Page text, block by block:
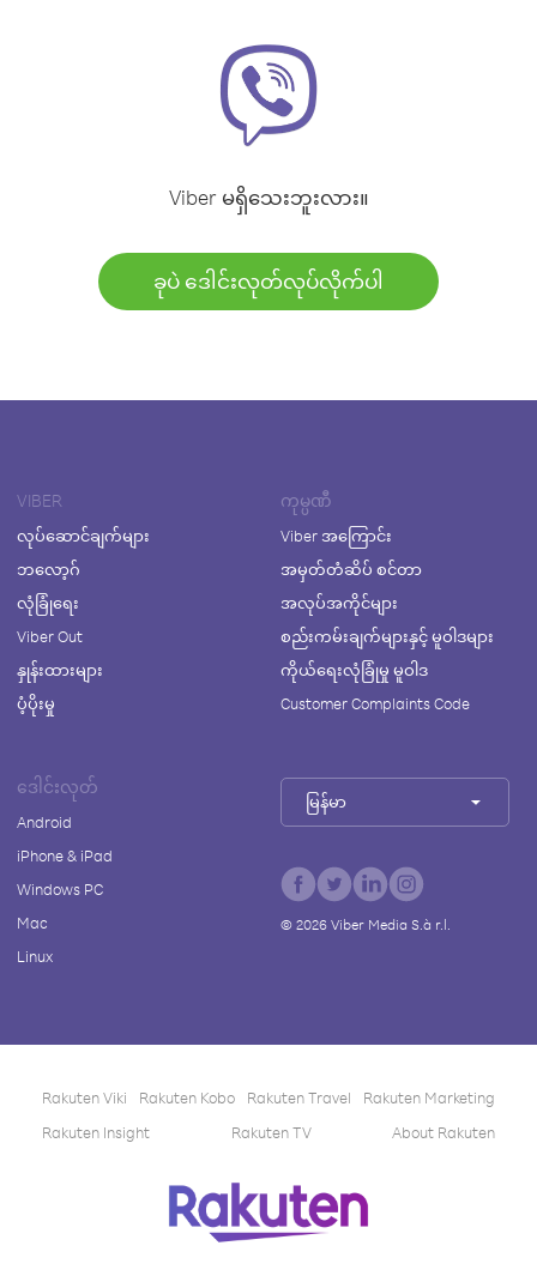
Viber မရှိသေးဘူးလား။
ခုပဲ ဒေါင်းလုတ်လုပ်လိုက်ပါ
VIBER
လုပ်ဆောင်ချက်များ
ဘလော့ဂ်
လုံခြုံရေး
Viber Out
နှုန်းထားများ
ပံ့ပိုးမှု
ကုမ္ပဏီ
Viber အကြောင်း
အမှတ်တံဆိပ် စင်တာ
အလုပ်အကိုင်များ
စည်းကမ်းချက်များနှင့် မူဝါဒများ
ကိုယ်ရေးလုံခြုံမှု မူဝါဒ
Customer Complaints Code
ဒေါင်းလုတ်
Android
iPhone & iPad
Windows PC
Mac
Linux
မြန်မာ
© 2026Viber Media S.à r.l.
Rakuten Viki Rakuten Kobo Rakuten Travel
Rakuten Marketing
Rakuten Insight
Rakuten TV About Rakuten